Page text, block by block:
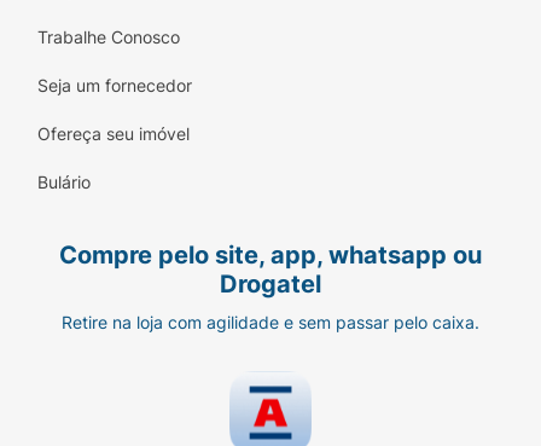
Trabalhe Conosco
Seja um fornecedor
Ofereça seu imóvel
Bulário
Compre pelo site, app, whatsapp ou
Drogatel
Retire na loja com agilidade e sem passar pelo caixa.